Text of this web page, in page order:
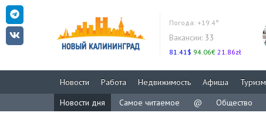
Погода: +19.4°
Вакансии: 33
81.41$ 94.06€ 21.86zł
Новости Работа Недвижимость Афиша Туризм
Новости дня
Самое читаемое @ Общество